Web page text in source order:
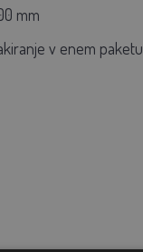
mm
v enem paketu